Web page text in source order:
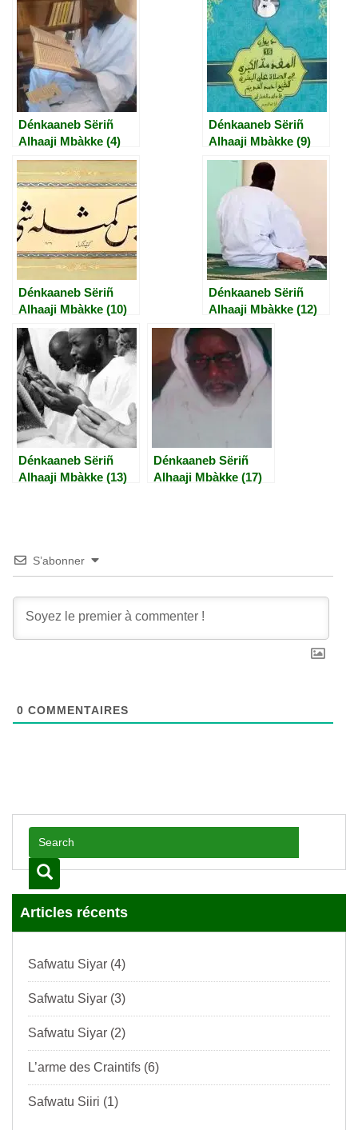
Dénkaaneb Sëriñ
Alhaaji Mbàkke (4)
Dénkaaneb Sëriñ
Alhaaji Mbàkke (9)
Dénkaaneb Sëriñ
Alhaaji Mbàkke (10)
Dénkaaneb Sëriñ
Alhaaji Mbàkke (12)
Dénkaaneb Sëriñ
Alhaaji Mbàkke (13)
Dénkaaneb Sëriñ
Alhaaji Mbàkke (17)
S’abonner
0 COMMENTAIRES
Articles récents
Safwatu Siyar (4)
Safwatu Siyar (3)
Safwatu Siyar (2)
L’arme des Craintifs (6)
Safwatu Siiri (1)